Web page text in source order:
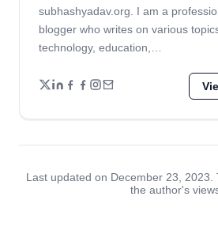
subhashyadav.org. I am a
blogger who writes on various
technology, education,…
Last updated on December 23,
the author's